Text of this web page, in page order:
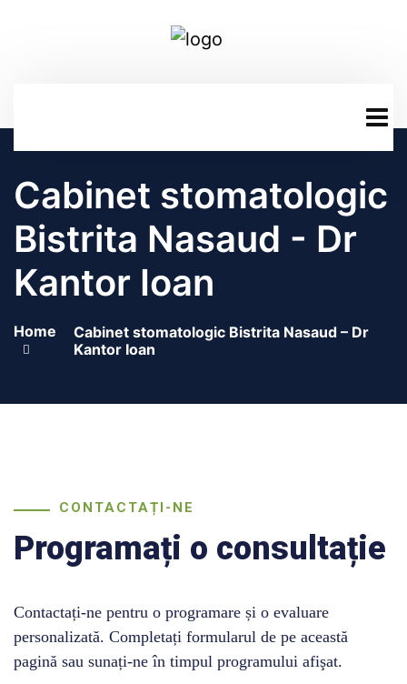
Cabinet stomatologic
Bistrita Nasaud - Dr
Kantor Ioan
Home
Cabinet stomatologic Bistrita Nasaud – Dr
Kantor Ioan
CONTACTAȚI-NE
Programați o consultație
Contactați-ne pentru o programare și o evaluare
personalizată. Completați formularul de pe această
pagină sau sunați-ne în timpul programului afişat.